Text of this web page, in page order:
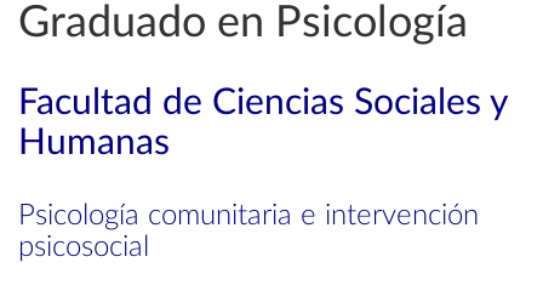
Graduado en Psicología
Facultad de Ciencias Sociales y
Humanas
Psicología comunitaria e intervención
psicosocial